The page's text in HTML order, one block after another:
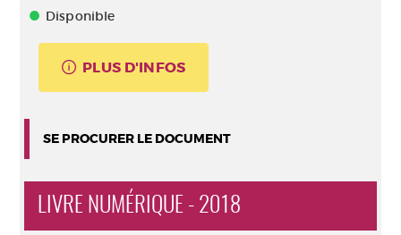
Disponible
PLUS D'INFOS
SE PROCURER LE DOCUMENT
LIVRE NUMÉRIQUE - 2018